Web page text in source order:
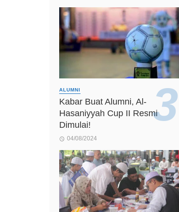
ALUMNI
Kabar Buat Alumni, Al-
Hasaniyyah Cup II Resmi
Dimulai!
04/08/2024